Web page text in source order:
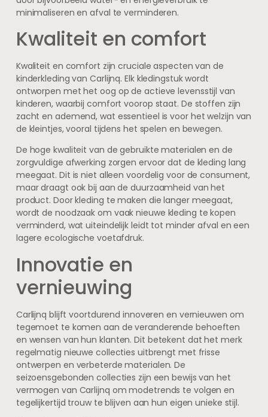
minimaliseren en afval te verminderen.
Kwaliteit en comfort
Kwaliteit en comfort zijn cruciale aspecten van de
kinderkleding van Carlijnq. Elk kledingstuk wordt
ontworpen met het oog op de actieve levensstijl van
kinderen, waarbij comfort voorop staat. De stoffen zijn
zacht en ademend, wat essentieel is voor het welzijn van
de kleintjes, vooral tijdens het spelen en bewegen.
De hoge kwaliteit van de gebruikte materialen en de
zorgvuldige afwerking zorgen ervoor dat de kleding lang
meegaat. Dit is niet alleen voordelig voor de consument,
maar draagt ook bij aan de duurzaamheid van het
product. Door kleding te maken die langer meegaat,
wordt de noodzaak om vaak nieuwe kleding te kopen
verminderd, wat uiteindelijk leidt tot minder afval en een
lagere ecologische voetafdruk.
Innovatie en
vernieuwing
Carlijnq blijft voortdurend innoveren en vernieuwen om
tegemoet te komen aan de veranderende behoeften
en wensen van hun klanten. Dit betekent dat het merk
regelmatig nieuwe collecties uitbrengt met frisse
ontwerpen en verbeterde materialen. De
seizoensgebonden collecties zijn een bewijs van het
vermogen van Carlijnq om modetrends te volgen en
tegelijkertijd trouw te blijven aan hun eigen unieke stijl.